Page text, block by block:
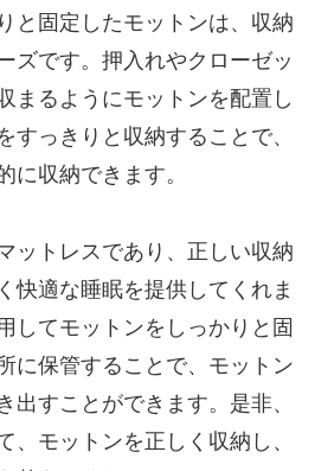
と固定したモットンは、収納
ズです。押入れやクローゼッ
まるようにモットンを配置し
すっきりと収納することで、
に収納できます。
ットレスであり、正しい収納
快適な睡眠を提供してくれま
してモットンをしっかりと固
に保管することで、モットン
出すことができます。是非、
、モットンを正しく収納し、